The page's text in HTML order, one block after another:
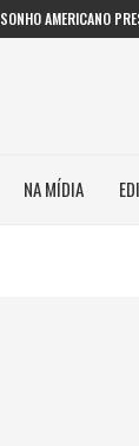
AMERICANO
NA MÍDIA